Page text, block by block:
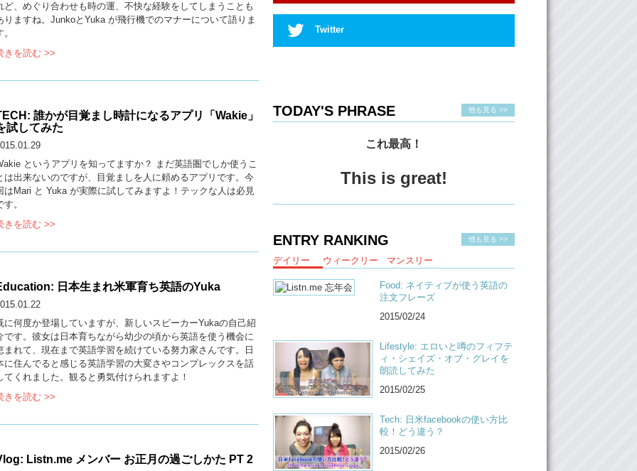
ど、めぐり合わせも時の運、不快な経験をしてしまうことも
りますね。JunkoとYuka が飛行機でのマナーについて語りま
きを読む >>
誰かが目覚まし時計になるアプリ「Wakie」
試してみた
というアプリを知ってますか？ まだ英語圏でしか使うこ
は出来ないのですが、目覚ましを人に頼めるアプリです。今
はMari と Yuka が実際に試してみますよ！テックな人は必見
す。
きを読む >>
日本生まれ米軍育ち英語のYuka
に何度か登場していますが、新しいスピーカーYukaの自己紹
です。彼女は日本育ちながら幼少の頃から英語を使う機会に
まれて、現在まで英語学習を続けている努力家さんです。日
に住んでると感じる英語学習の大変さやコンプレックスを話
てくれました。観ると勇気付けられますよ！
きを読む >>
Listn.me メンバー お正月の過ごしかた PT 2
Twitter
他も見る >>
TODAY'S PHRASE
これ最高！
This is great!
他も見る >>
ENTRY RANKING
デイリー ウィークリー マンスリー
Food: ネイティブが使う英語の
注文フレーズ
2015/02/24
Lifestyle: エロいと噂のフィフテ
ィ・シェイズ・オブ・グレイを
朗読してみた
2015/02/25
Tech: 日米facebookの使い方比
較！どう違う？
2015/02/26